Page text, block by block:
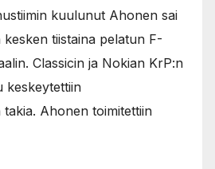
kuulunut Ahonen sai
tiistaina pelatun F-
Classicin ja Nokian KrP:n
keskeytettiin
Ahonen toimitettiin